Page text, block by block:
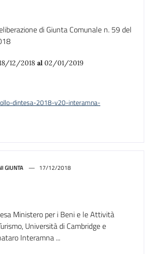
GIUNTA 17/12/2018
Ministero per i Beni e le Attività
Università di Cambridge e
Interamna ...
di Giunta Comunale n. 59 del
12/2018 al 02/01/2019
dintesa-2018-v20-interamna-